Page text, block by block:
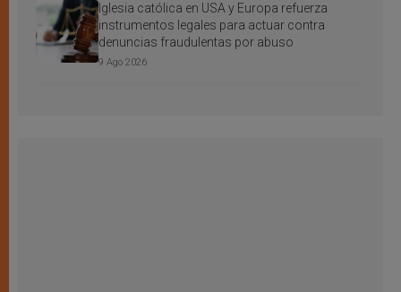
Iglesia católica en USA y Europa refuerza
instrumentos legales para actuar contra
denuncias fraudulentas por abuso
9 Ago 2026